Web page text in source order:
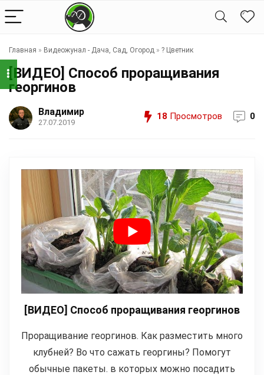
Главная » Видеожунал - Дача, Сад, Огород » ?️ Цветник
[ВИДЕО] Способ проращивания
георгинов
Владимир
27.07.2019
18 Просмотров 0
[ВИДЕО] Способ проращивания георгинов
Проращивание георгинов. Как разместить много
клубней? Во что сажать георгины? Помогут
обычные пакеты. в которых можно посадить